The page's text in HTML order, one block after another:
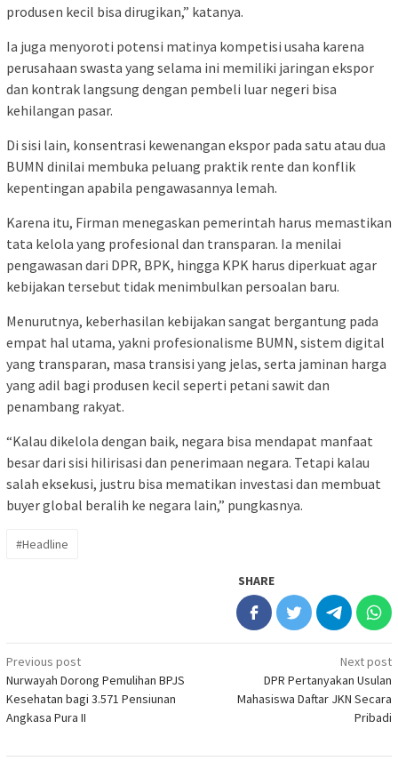
produsen kecil bisa dirugikan,” katanya.
Ia juga menyoroti potensi matinya kompetisi usaha karena
perusahaan swasta yang selama ini memiliki jaringan ekspor
dan kontrak langsung dengan pembeli luar negeri bisa
kehilangan pasar.
Di sisi lain, konsentrasi kewenangan ekspor pada satu atau dua
BUMN dinilai membuka peluang praktik rente dan konflik
kepentingan apabila pengawasannya lemah.
Karena itu, Firman menegaskan pemerintah harus memastikan
tata kelola yang profesional dan transparan. Ia menilai
pengawasan dari DPR, BPK, hingga KPK harus diperkuat agar
kebijakan tersebut tidak menimbulkan persoalan baru.
Menurutnya, keberhasilan kebijakan sangat bergantung pada
empat hal utama, yakni profesionalisme BUMN, sistem digital
yang transparan, masa transisi yang jelas, serta jaminan harga
yang adil bagi produsen kecil seperti petani sawit dan
penambang rakyat.
“Kalau dikelola dengan baik, negara bisa mendapat manfaat
besar dari sisi hilirisasi dan penerimaan negara. Tetapi kalau
salah eksekusi, justru bisa mematikan investasi dan membuat
buyer global beralih ke negara lain,” pungkasnya.
#Headline
SHARE
Post
navigation
Previous post
Nurwayah Dorong Pemulihan BPJS
Kesehatan bagi 3.571 Pensiunan
Angkasa Pura II
Next post
DPR Pertanyakan Usulan
Mahasiswa Daftar JKN Secara
Pribadi